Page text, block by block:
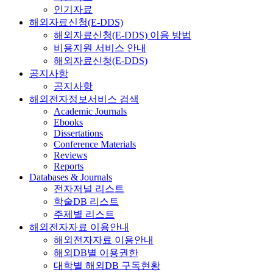
인기자료
해외자료신청(E-DDS)
해외자료신청(E-DDS) 이용 방법
비용지원 서비스 안내
해외자료신청(E-DDS)
공지사항
공지사항
해외전자정보서비스 검색
Academic Journals
Ebooks
Dissertations
Conference Materials
Reviews
Reports
Databases & Journals
전자저널 리스트
학술DB 리스트
주제별 리스트
해외전자자료 이용안내
해외전자자료 이용안내
해외DB별 이용권한
대학별 해외DB 구독현황